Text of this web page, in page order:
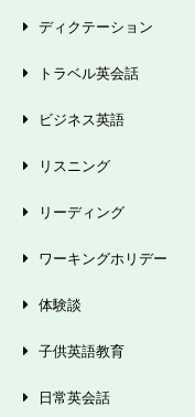
ディクテーション
トラベル英会話
ビジネス英語
リスニング
リーディング
ワーキングホリデー
体験談
子供英語教育
日常英会話